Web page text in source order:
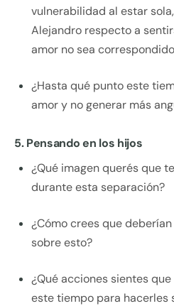
vulnerabilidad al estar
Alejandro respecto a
amor no sea
¿Hasta qué punto este
amor y no generar más
5. Pensando en los hijos
¿Qué imagen querés que
durante esta separación?
¿Cómo crees que
sobre esto?
¿Qué acciones sientes
este tiempo para hacerles